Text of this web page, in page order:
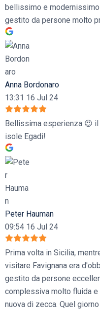
bellissimo e
gestito da persone molto
Anna Bordonaro
13:31 16 Jul 24
Bellissima esperienza 😍
isole Egadi!
Peter Hauman
09:54 16 Jul 24
Prima volta in Sicilia,
visitare Favignana era
gestito da persone
complessiva molto fluida e
nuova di zecca. Quel